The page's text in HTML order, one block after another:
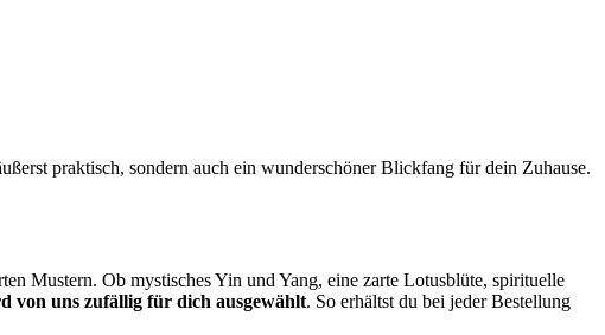
praktisch, sondern auch ein wunderschöner Blickfang für dein Zuhause.
Mustern. Ob mystisches Yin und Yang, eine zarte Lotusblüte, spirituelle
von uns zufällig für dich ausgewählt. So erhältst du bei jeder Bestellung